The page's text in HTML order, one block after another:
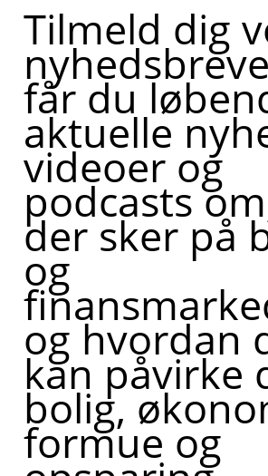
Tilmeld dig
får du
aktuelle
videoer og
podcasts
der sker på
og
og hvordan
kan påvirke
bolig,
formue og